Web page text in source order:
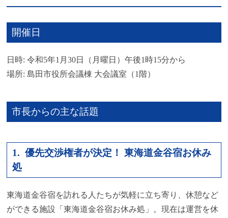
開催日
日時: 令和5年1月30日（月曜日）午後1時15分から
場所: 島田市役所会議棟 大会議室（1階）
市長からの主な話題
1. 優先交渉権者が決定！ 東海道金谷宿お休み
処
東海道金谷宿を訪れる人たちが気軽に立ち寄り、休憩など
ができる施設「東海道金谷宿お休み処」。現在は運営を休